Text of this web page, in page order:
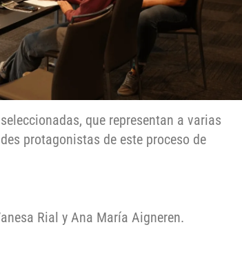
que representan a varias
protagonistas de este proceso de
Rial y Ana María Aigneren.